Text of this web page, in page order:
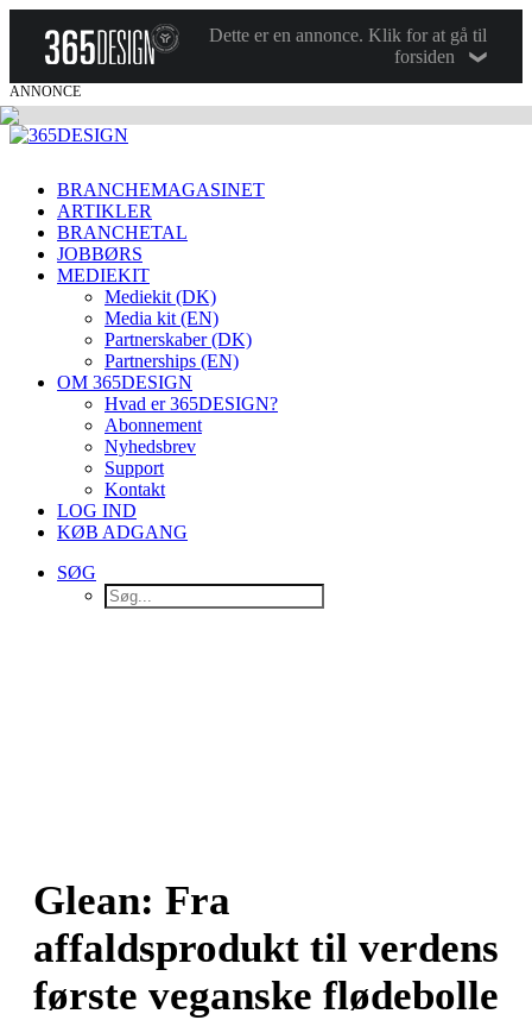
Dette er en annonce. Klik for at gå til
forsiden
ANNONCE
BRANCHEMAGASINET
ARTIKLER
BRANCHETAL
JOBBØRS
MEDIEKIT
Mediekit (DK)
Media kit (EN)
Partnerskaber (DK)
Partnerships (EN)
OM 365DESIGN
Hvad er 365DESIGN?
Abonnement
Nyhedsbrev
Support
Kontakt
LOG IND
KØB ADGANG
SØG
Glean: Fra
affaldsprodukt til verdens
første veganske flødebolle